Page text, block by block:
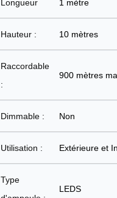
Longueur 1 mètre
Hauteur : 10 mètres
Raccordable
:
900 mètres
Dimmable : Non
Utilisation : Extérieure et
Type
LEDS